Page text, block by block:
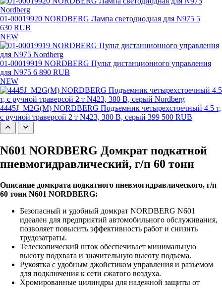
01-00019920 NORDBERG Лампа светодиодная для N975 5
630 RUB
NEW
01-00019919 NORDBERG Пульт дистанционного управления
для N975 6 890 RUB
NEW
4445J_M2G(M) NORDBERG Подъемник четырехстоечный 4.5 т,
с ручной траверсой 2 т N423, 380 В, серый 399 500 RUB
N601 NORDBERG Домкрат подкатной
пневмогидравлический, г/п 60 тонн
Описание домкрата подкатного пневмогидравлического, г/п
60 тонн N601 NORDBERG:
Безопасный и удобный домкрат NORDBERG N601
идеален для предприятий автомобильного обслуживания,
позволяет повысить эффективность работ и снизить
трудозатраты.
Телескопический шток обеспечивает минимальную
высоту подхвата и значительную высоту подъема.
Рукоятка с удобным джойстиком управления и разъемом
для подключения к сети сжатого воздуха.
Хромированные цилиндры для надежной защиты от